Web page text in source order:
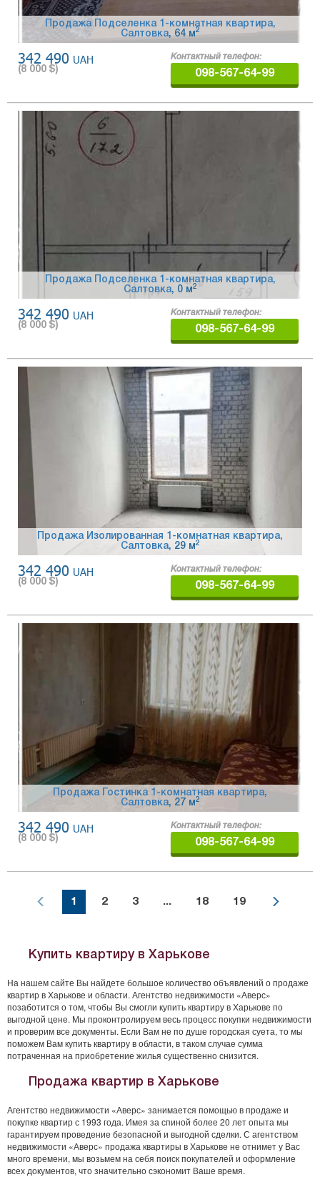
Продажа Подселенка 1-комнатная квартира,
Салтовка, 64 м2
342 490 UAH
(8 000 $)
Контактный телефон:
098-567-64-99
Продажа Подселенка 1-комнатная квартира,
Салтовка, 0 м 2
342 490 UAH
(8 000 $)
Контактный телефон:
098-567-64-99
Продажа Изолированная 1-комнатная квартира,
Салтовка, 29 м 2
342 490 UAH
(8 000 $)
Контактный телефон:
098-567-64-99
Продажа Гостинка 1-комнатная квартира,
Салтовка, 27 м2
342 490 UAH
(8 000 $)
Контактный телефон:
098-567-64-99
1 2 3 ... 18 19
Купить квартиру в Харькове
На нашем сайте Вы найдете большое количество объявлений о продаже
квартир в Харькове и области. Агентство недвижимости «Аверс»
позаботится о том, чтобы Вы смогли купить квартиру в Харькове по
выгодной цене. Мы проконтролируем весь процесс покупки недвижимости
и проверим все документы. Если Вам не по душе городская суета, то мы
поможем Вам купить квартиру в области, в таком случае сумма
потраченная на приобретение жилья существенно снизится.
Продажа квартир в Харькове
Агентство недвижимости «Аверс» занимается помощью в продаже и
покупке квартир с 1993 года. Имея за спиной более 20 лет опыта мы
гарантируем проведение безопасной и выгодной сделки. С агентством
недвижимости «Аверс» продажа квартиры в Харькове не отнимет у Вас
много времени, мы возьмем на себя поиск покупателей и оформление
всех документов, что значительно сэкономит Ваше время.